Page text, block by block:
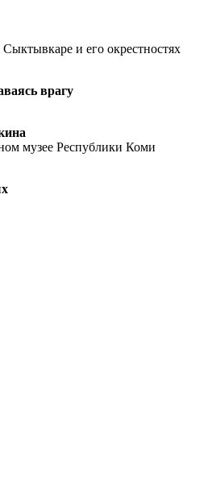
и его окрестностях
врагу
музее Республики Коми